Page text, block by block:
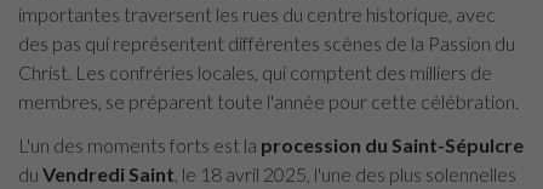
importantes traversent les rues du centre historique, avec
des pas qui représentent différentes scènes de la Passion du
Christ. Les confréries locales, qui comptent des milliers de
membres, se préparent toute l'année pour cette célébration.
L'un des moments forts est la procession du Saint-Sépulcre
du Vendredi Saint , le 18 avril 2025, l'une des plus solennelles